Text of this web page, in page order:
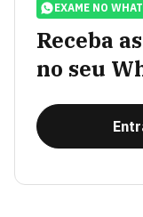
EXAME NO
Receba
no seu